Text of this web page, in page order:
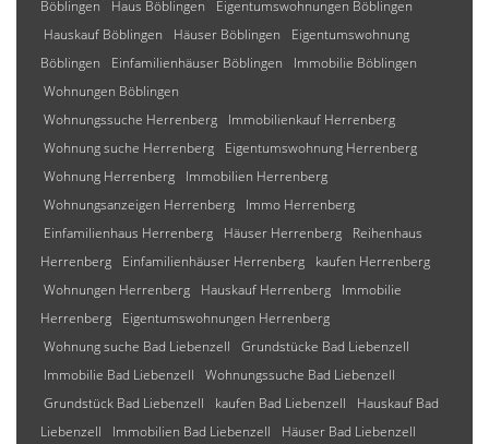
Böblingen
Haus Böblingen
Eigentumswohnungen Böblingen
Hauskauf Böblingen
Häuser Böblingen
Eigentumswohnung
Böblingen
Einfamilienhäuser Böblingen
Immobilie Böblingen
Wohnungen Böblingen
Wohnungssuche Herrenberg
Immobilienkauf Herrenberg
Wohnung suche Herrenberg
Eigentumswohnung Herrenberg
Wohnung Herrenberg
Immobilien Herrenberg
Wohnungsanzeigen Herrenberg
Immo Herrenberg
Einfamilienhaus Herrenberg
Häuser Herrenberg
Reihenhaus
Herrenberg
Einfamilienhäuser Herrenberg
kaufen Herrenberg
Wohnungen Herrenberg
Hauskauf Herrenberg
Immobilie
Herrenberg
Eigentumswohnungen Herrenberg
Wohnung suche Bad Liebenzell
Grundstücke Bad Liebenzell
Immobilie Bad Liebenzell
Wohnungssuche Bad Liebenzell
Grundstück Bad Liebenzell
kaufen Bad Liebenzell
Hauskauf Bad
Liebenzell
Immobilien Bad Liebenzell
Häuser Bad Liebenzell